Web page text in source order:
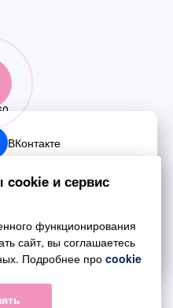
ВКонтакте
Telegram
Обратный звонок
и сервис
функционирования
сайт, вы соглашаетесь
Подробнее проcookie